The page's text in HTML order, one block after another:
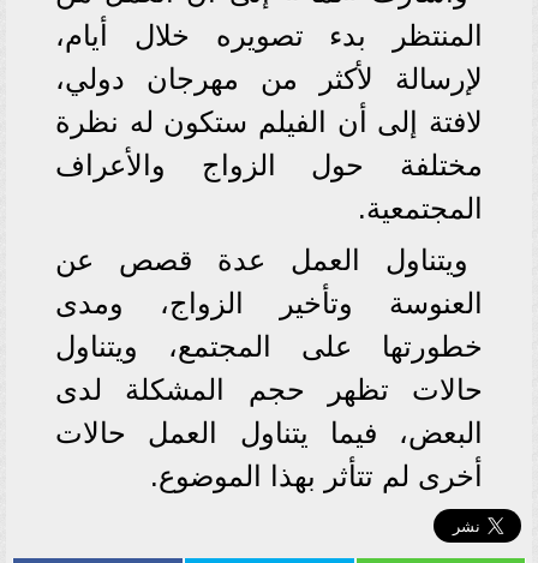
المنتظر بدء تصويره خلال أيام،
لإرسالة لأكثر من مهرجان دولي،
لافتة إلى أن الفيلم ستكون له نظرة
مختلفة حول الزواج والأعراف
المجتمعية.
ويتناول العمل عدة قصص عن
العنوسة وتأخير الزواج، ومدى
خطورتها على المجتمع، ويتناول
حالات تظهر حجم المشكلة لدى
البعض، فيما يتناول العمل حالات
أخرى لم تتأثر بهذا الموضوع.